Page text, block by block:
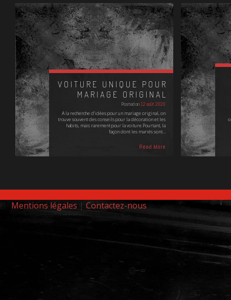
VOITURE UNIQUE POUR
MARIAGE ORIGINAL
Posted on12 août 2020
A la recherche d'idées pour un mariage original, on
trouve souvent des conseils pour la décoration et les
habits, mais rarement pour la voiture.Pourtant, la
façon dont les mariés sont…
Read More
Mentions légales | Contactez-nous